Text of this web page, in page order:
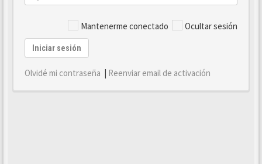
Mantenerme conectado Ocultar sesión
Iniciar sesión
Olvidé mi contraseña | Reenviar email de activación